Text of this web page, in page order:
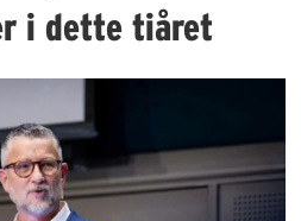
i dette tiåret